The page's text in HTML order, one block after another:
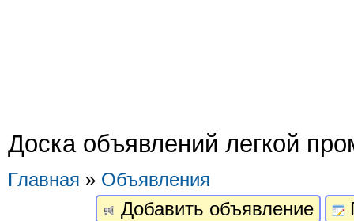
Доска объявлений легкой
Главная » Объявления
Добавить объявление